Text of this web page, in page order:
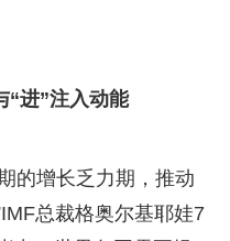
“进”注入动能
的增长乏力期，推动
总裁格奥尔基耶娃7